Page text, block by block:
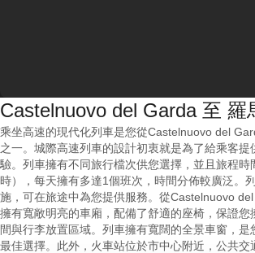
Castelnuovo del Garda 至 羅
乘坐高速的現代化列車是您從Castelnuovo del
之一。城際高速列車的設計初衷就是為了給乘客提
驗。列車擁有不同旅行檔次供您選擇，並且旅程時
時），每天擁有多達1個班次，時間分佈較廣泛。
施，可在旅途中為您提供服務。從Castelnuovo
擁有寬敞明亮的車廂，配備了舒適的座椅，保證您
間與行李放置區域。列車擁有寬闊的全景車窗，是
最佳選擇。此外，火車站位於市中心附近，公共交